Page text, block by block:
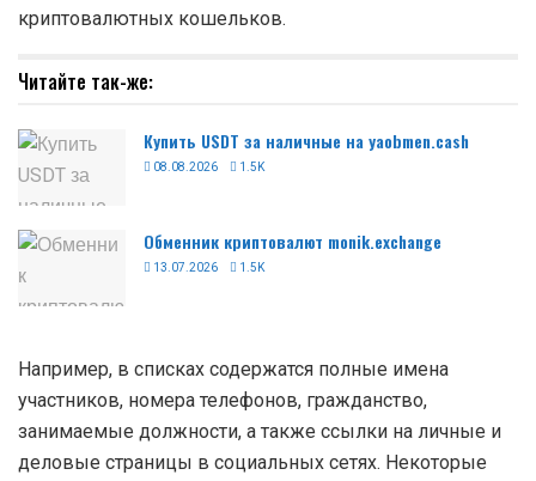
криптовалютных кошельков.
Читайте так-же:
Купить USDT за наличные на yaobmen.cash
08.08.2026 1.5K
Обменник криптовалют monik.exchange
13.07.2026 1.5K
Например, в списках содержатся полные имена
участников, номера телефонов, гражданство,
занимаемые должности, а также ссылки на личные и
деловые страницы в социальных сетях. Некоторые